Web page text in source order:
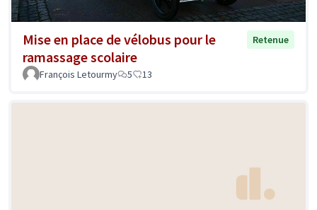
Mise en place de vélobus pour le
ramassage scolaire
Retenue
François Letourmy 5 13